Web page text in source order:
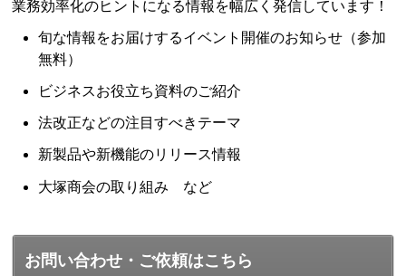
業務効率化のヒントになる情報を幅広く発信しています！
旬な情報をお届けするイベント開催のお知らせ（参加
無料）
ビジネスお役立ち資料のご紹介
法改正などの注目すべきテーマ
新製品や新機能のリリース情報
大塚商会の取り組み など
お問い合わせ・ご依頼はこちら